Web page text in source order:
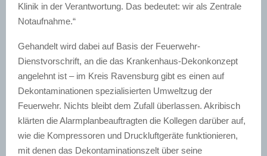
Klinik in der Verantwortung. Das bedeutet: wir als Zentrale
Notaufnahme.“
Gehandelt wird dabei auf Basis der Feuerwehr-
Dienstvorschrift, an die das Krankenhaus-Dekonkonzept
angelehnt ist – im Kreis Ravensburg gibt es einen auf
Dekontaminationen spezialisierten Umweltzug der
Feuerwehr. Nichts bleibt dem Zufall überlassen. Akribisch
klärten die Alarmplanbeauftragten die Kollegen darüber auf,
wie die Kompressoren und Druckluftgeräte funktionieren,
mit denen das Dekontaminationszelt über seine